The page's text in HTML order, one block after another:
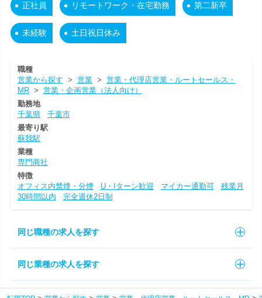
正社員 リモートワーク・在宅勤務 第二新卒
未経験 土日祝日休み
職種
営業から探す > 営業> 営業・代理店営業・ルートセールス・
MR> 営業・企画営業（法人向け）
勤務地
千葉県
千葉市
最寄り駅
蘇我駅
業種
専門商社
特徴
オフィス内禁煙・分煙
U・Iターン歓迎 マイカー通勤可
残業月
30時間以内
完全週休2日制
同じ職種の求人を探す
同じ業種の求人を探す